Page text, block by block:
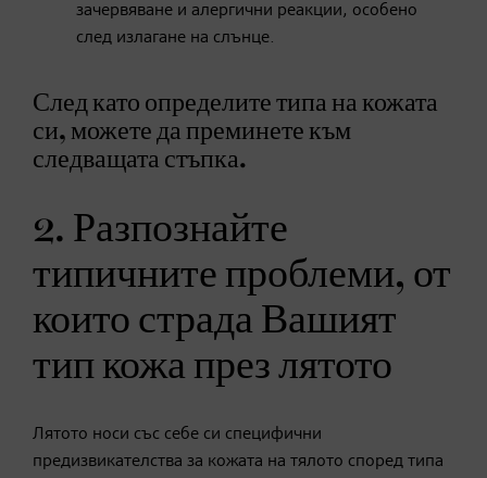
зачервяване и алергични реакции, особено
след излагане на слънце.
След като определите типа на кожата
си, можете да преминете към
следващата стъпка.
2. Разпознайте
типичните проблеми, от
които страда Вашият
тип кожа през лятото
Лятото носи със себе си специфични
предизвикателства за кожата на тялото според типа